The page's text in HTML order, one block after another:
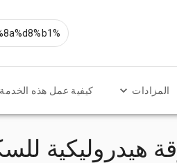
المزادات كيفية عمل هذه الخدمة
هيدروليكية